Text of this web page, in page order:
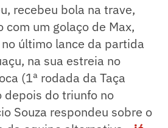
recebeu bola na trave,
com um golaço de Max,
último lance da partida
na sua estreia no
(1ª rodada da Taça
depois do triunfo no
Souza respondeu sobre o